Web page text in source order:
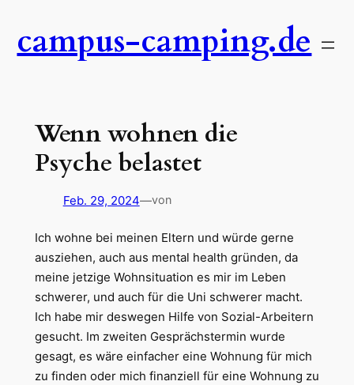
Inhalt
springen
campus-camping.de
Wenn wohnen die
Psyche belastet
Feb. 29, 2024—von
Ich wohne bei meinen Eltern und würde gerne
ausziehen, auch aus mental health gründen, da
meine jetzige Wohnsituation es mir im Leben
schwerer, und auch für die Uni schwerer macht.
Ich habe mir deswegen Hilfe von Sozial-Arbeitern
gesucht. Im zweiten Gesprächstermin wurde
gesagt, es wäre einfacher eine Wohnung für mich
zu finden oder mich finanziell für eine Wohnung zu